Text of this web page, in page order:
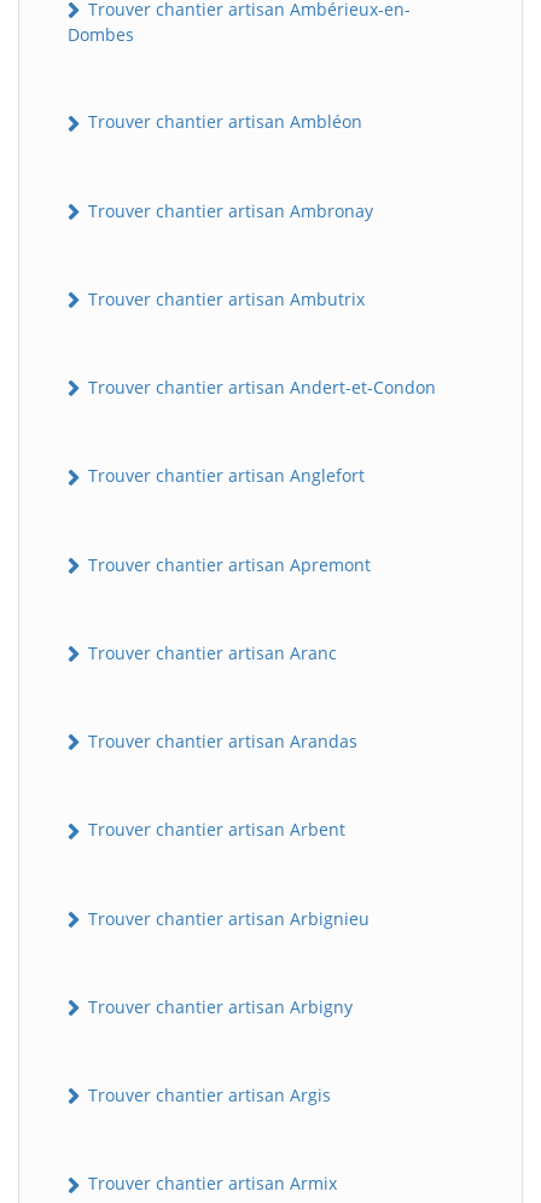
Trouver chantier artisan Ambérieux-en-
Dombes
Trouver chantier artisan Ambléon
Trouver chantier artisan Ambronay
Trouver chantier artisan Ambutrix
Trouver chantier artisan Andert-et-Condon
Trouver chantier artisan Anglefort
Trouver chantier artisan Apremont
Trouver chantier artisan Aranc
Trouver chantier artisan Arandas
Trouver chantier artisan Arbent
Trouver chantier artisan Arbignieu
Trouver chantier artisan Arbigny
Trouver chantier artisan Argis
Trouver chantier artisan Armix